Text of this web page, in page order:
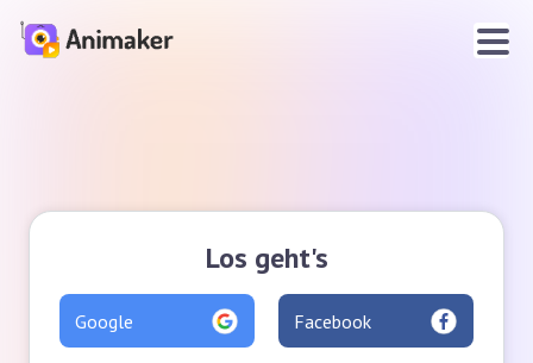
Los geht's
Google Facebook